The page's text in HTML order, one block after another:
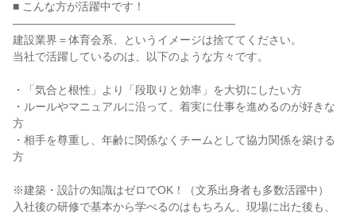
■ こんな方が活躍中です！
――――――――――――――――――――
建設業界＝体育会系、というイメージは捨ててください。
当社で活躍しているのは、以下のような方々です。
・「気合と根性」より「段取りと効率」を大切にしたい方
・ルールやマニュアルに沿って、着実に仕事を進めるのが好きな
方
・相手を尊重し、年齢に関係なくチームとして協力関係を築ける
方
※建築・設計の知識はゼロでOK！（文系出身者も多数活躍中）
入社後の研修で基本から学べるのはもちろん、現場に出た後も、